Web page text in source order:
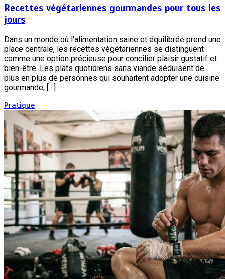
Recettes végétariennes gourmandes pour tous les
jours
Dans un monde où l’alimentation saine et équilibrée prend une
place centrale, les recettes végétariennes se distinguent
comme une option précieuse pour concilier plaisir gustatif et
bien-être. Les plats quotidiens sans viande séduisent de
plus en plus de personnes qui souhaitent adopter une cuisine
gourmande, […]
Pratique